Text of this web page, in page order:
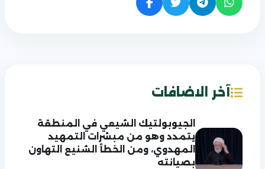
آخر الاضافات
الجيوبولتيك الشيعي في المنطقة
يتمدد وهو من مبشرات التمهيد
المهدوي، ومن الخطأ الشنيع التهاون
بصيانته